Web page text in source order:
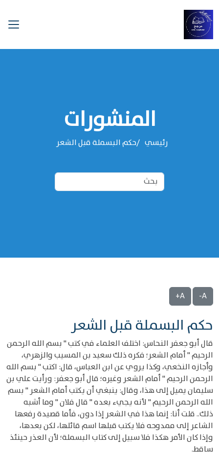
المنشورات
رئيسي حكم البسملة قبل الشعر
A-
A+
حكم البسملة قبل الشعر
قال أبو جعفر النحاس: اختلف العلماء في كتب " بسم الله الرحمن
الرحيم " أمام الشعر؛ فكره ذلك سعيد بن المسيب والزهري،
وأجازه النخعي، وكذا يروي عن ابن العباس، قال: اكتب " بسم الله
الرحمن الرحيم " أمام الشعر وغيره؛ قال أبو جعفر: ورأيت علي بن
سليمان يميل إلى هذا، وقال: ينبغي أن يكتب أمام الشعر " بسم
الله الرحمن الرحيم " لأنه يجيء بعده " قال فلان " وما أشبه
ذلك.. قلت أنا: إنما هذا في الشعر إذا دون، فأما قصيدة رفعها
الشاعر إلى ممدوحه فلا يكتب قبلها اسم قائلها، لكن بعدها،
وإذا كان الأمر هكذا فلا سبيل إلى كتاب البسملة؛ لأن العذر حينئذ
ساقط.